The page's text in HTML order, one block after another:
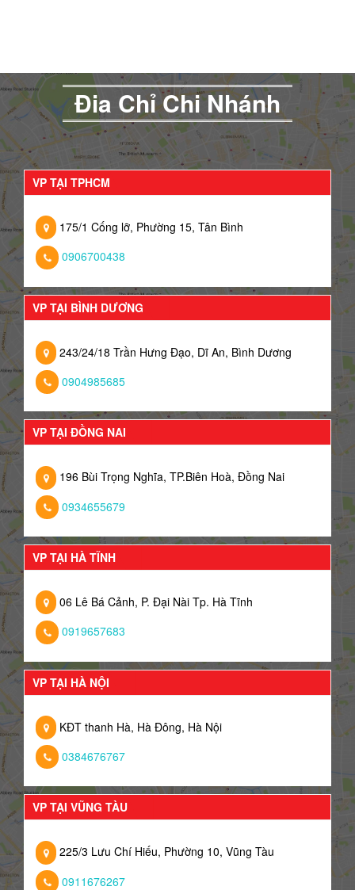
Đia Chỉ Chi Nhánh
VP TẠI TPHCM
175/1 Cống lỡ, Phường 15, Tân Bình
0906700438
VP TẠI BÌNH DƯƠNG
243/24/18 Trần Hưng Đạo, Dĩ An, Bình Dương
0904985685
VP TẠI ĐỒNG NAI
196 Bùi Trọng Nghĩa, TP.Biên Hoà, Đồng Nai
0934655679
VP TẠI HÀ TĨNH
06 Lê Bá Cảnh, P. Đại Nài Tp. Hà Tĩnh
0919657683
VP TẠI HÀ NỘI
KĐT thanh Hà, Hà Đông, Hà Nội
0384676767
VP TẠI VŨNG TÀU
225/3 Lưu Chí Hiếu, Phường 10, Vũng Tàu
0911676267